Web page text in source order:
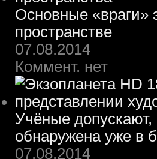
Основные «враги»
пространстве
07.08.2014
Коммент. нет
Учёные
обнаружена уже в
07.08.2014